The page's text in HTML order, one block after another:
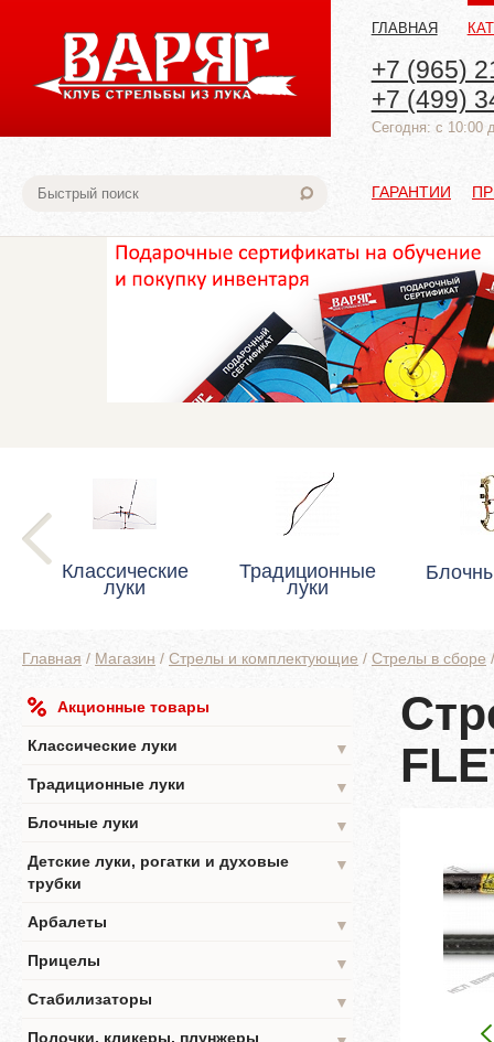
ГЛАВНАЯ
+7 (965)
+7 (499)
Cегодня: с 10:00
ГАРАНТИИ
Классические
луки
Традиционные
луки
Главная / Магазин / Стрелы и комплектующие / Стрелы в сборе
Акционные товары
Классические луки
▼
Традиционные луки
▼
Блочные луки
▼
Детские луки, рогатки и духовые
трубки
▼
Арбалеты
▼
Прицелы
▼
Стабилизаторы
▼
Полочки, кликеры, плунжеры